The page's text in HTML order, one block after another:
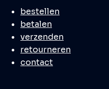
bestellen
betalen
verzenden
retourneren
contact